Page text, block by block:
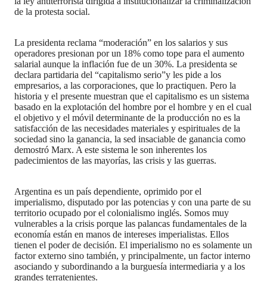
de la protesta social.
La presidenta reclama “moderación” en los salarios y sus
operadores presionan por un 18% como tope para el aumento
salarial aunque la inflación fue de un 30%. La presidenta se
declara partidaria del “capitalismo serio”y les pide a los
empresarios, a las corporaciones, que lo practiquen. Pero la
historia y el presente muestran que el capitalismo es un sistema
basado en la explotación del hombre por el hombre y en el cual
el objetivo y el móvil determinante de la producción no es la
satisfacción de las necesidades materiales y espirituales de la
sociedad sino la ganancia, la sed insaciable de ganancia como
demostró Marx. A este sistema le son inherentes los
padecimientos de las mayorías, las crisis y las guerras.
Argentina es un país dependiente, oprimido por el
imperialismo, disputado por las potencias y con una parte de su
territorio ocupado por el colonialismo inglés. Somos muy
vulnerables a la crisis porque las palancas fundamentales de la
economía están en manos de intereses imperialistas. Ellos
tienen el poder de decisión. El imperialismo no es solamente un
factor externo sino también, y principalmente, un factor interno
asociando y subordinando a la burguesía intermediaria y a los
grandes terratenientes.